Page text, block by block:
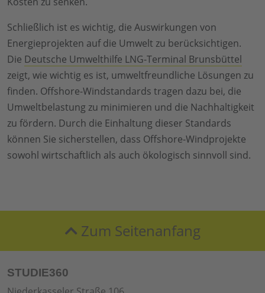
Schließlich ist es wichtig, die Auswirkungen von
Energieprojekten auf die Umwelt zu berücksichtigen.
Die Deutsche Umwelthilfe LNG-Terminal Brunsbüttel
zeigt, wie wichtig es ist, umweltfreundliche Lösungen zu
finden. Offshore-Windstandards tragen dazu bei, die
Umweltbelastung zu minimieren und die Nachhaltigkeit
zu fördern. Durch die Einhaltung dieser Standards
können Sie sicherstellen, dass Offshore-Windprojekte
sowohl wirtschaftlich als auch ökologisch sinnvoll sind.
Zum Seitenanfang
STUDIE360